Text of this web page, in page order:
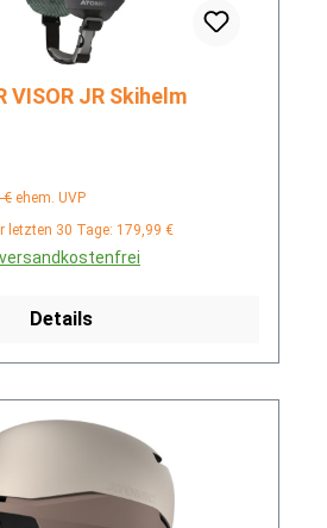
VISOR JR Skihelm
Preis:
€ ehem. UVP
letzten 30 Tage: 179,99 €
Details